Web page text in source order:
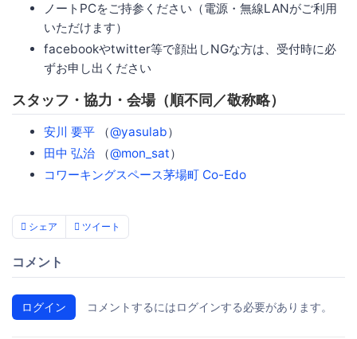
ノートPCをご持参ください（電源・無線LANがご利用
いただけます）
facebookやtwitter等で顔出しNGな方は、受付時に必
ずお申し出ください
スタッフ・協力・会場（順不同／敬称略）
安川 要平 （@yasulab）
田中 弘治 （@mon_sat）
コワーキングスペース茅場町 Co-Edo
シェア ツイート
コメント
ログイン コメントするにはログインする必要があります。